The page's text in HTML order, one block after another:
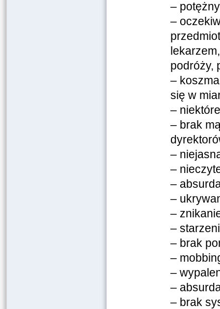
–
–
podróży,
–
się w
–
– brak
–
–
–
–
–
–
– brak
–
–
–
– brak